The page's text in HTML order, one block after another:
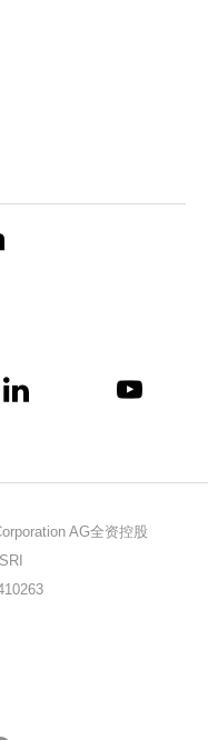
AG全资控股